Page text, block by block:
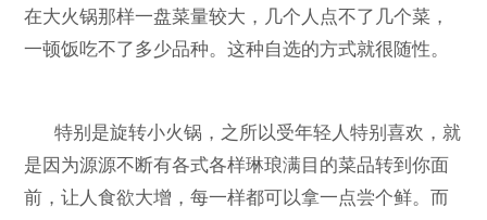
在大火锅那样一盘菜量较大，几个人点不了几个菜，
一顿饭吃不了多少品种。这种自选的方式就很随性。
特别是旋转小火锅，之所以受年轻人特别喜欢，就
是因为源源不断有各式各样琳琅满目的菜品转到你面
前，让人食欲大增，每一样都可以拿一点尝个鲜。而